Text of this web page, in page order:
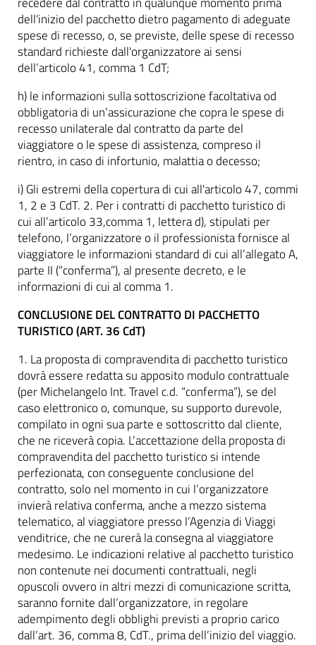
dell'inizio del pacchetto dietro pagamento di adeguate
spese di recesso, o, se previste, delle spese di recesso
standard richieste dall'organizzatore ai sensi
dell’articolo 41, comma 1 CdT;
h) le informazioni sulla sottoscrizione facoltativa od
obbligatoria di un’assicurazione che copra le spese di
recesso unilaterale dal contratto da parte del
viaggiatore o le spese di assistenza, compreso il
rientro, in caso di infortunio, malattia o decesso;
i) Gli estremi della copertura di cui all'articolo 47, commi
1, 2 e 3 CdT. 2. Per i contratti di pacchetto turistico di
cui all’articolo 33,comma 1, lettera d), stipulati per
telefono, l’organizzatore o il professionista fornisce al
viaggiatore le informazioni standard di cui all’allegato A,
parte II (“conferma”), al presente decreto, e le
informazioni di cui al comma 1.
CONCLUSIONE DEL CONTRATTO DI PACCHETTO
TURISTICO (ART. 36 CdT)
1. La proposta di compravendita di pacchetto turistico
dovrà essere redatta su apposito modulo contrattuale
(per Michelangelo Int. Travel c.d. “conferma”), se del
caso elettronico o, comunque, su supporto durevole,
compilato in ogni sua parte e sottoscritto dal cliente,
che ne riceverà copia. L’accettazione della proposta di
compravendita del pacchetto turistico si intende
perfezionata, con conseguente conclusione del
contratto, solo nel momento in cui l’organizzatore
invierà relativa conferma, anche a mezzo sistema
telematico, al viaggiatore presso l’Agenzia di Viaggi
venditrice, che ne curerà la consegna al viaggiatore
medesimo. Le indicazioni relative al pacchetto turistico
non contenute nei documenti contrattuali, negli
opuscoli ovvero in altri mezzi di comunicazione scritta,
saranno fornite dall’organizzatore, in regolare
adempimento degli obblighi previsti a proprio carico
dall’art. 36, comma 8, CdT., prima dell’inizio del viaggio.